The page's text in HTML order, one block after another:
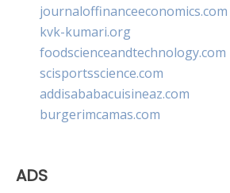
journaloffinanceeconomics.com
kvk-kumari.org
foodscienceandtechnology.com
scisportsscience.com
addisababacuisineaz.com
burgerimcamas.com
ADS